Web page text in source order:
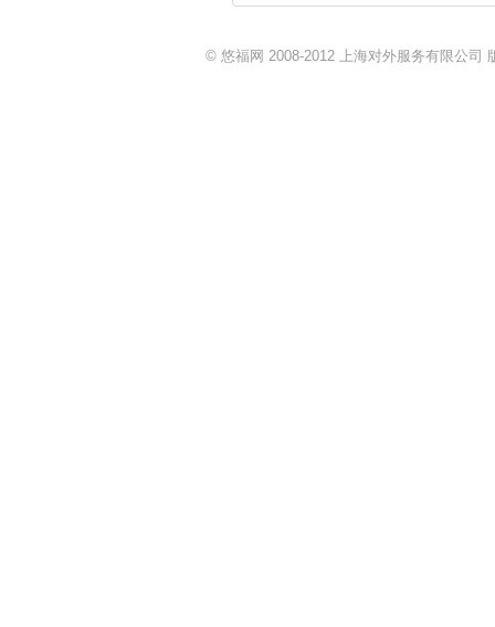
© 悠福网 2008-2012 上海对外服务有限公司